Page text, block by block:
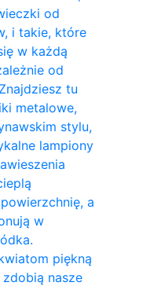
od
i takie, które
w każdą
od
tu
metalowe,
stylu,
lampiony
a
w
piękną
nasze